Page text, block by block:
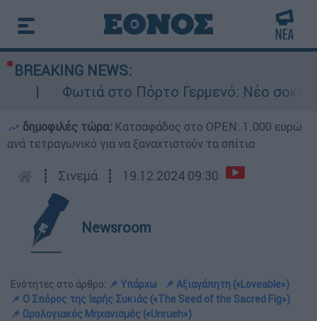
BREAKING NEWS:
στο Πόρτο Γερμενό: Νέο σοκαριστικό βίντεο
δημοφιλές τώρα: Κατσαφάδος στο OPEN: 1.000 ευρώ
ανά τετραγωνικό για να ξαναχτιστούν τα σπίτια
┋ Σινεμά ┋ 19.12.2024 09:30
Newsroom
Ενότητες στο άρθρο: 📌 Υπάρχω
📌 Αξιαγάπητη («Loveable»)
📌 Ο Σπόρος της Ιερής Συκιάς («The Seed of the Sacred Fig»)
📌 Ωρολογιακός Μηχανισμός («Unrueh»)